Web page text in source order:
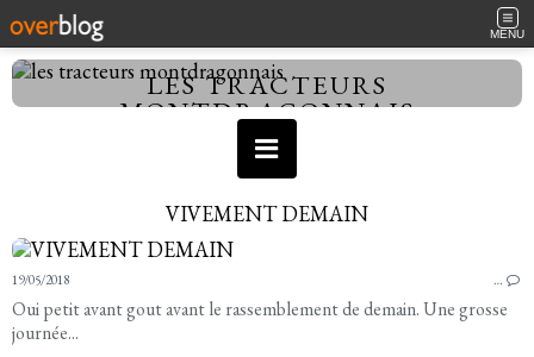
MENU
LES TRACTEURS
MONTDRAGONNAIS
VIVEMENT DEMAIN
19/05/2018 …
Oui petit avant gout avant le rassemblement de demain. Une grosse
journée...